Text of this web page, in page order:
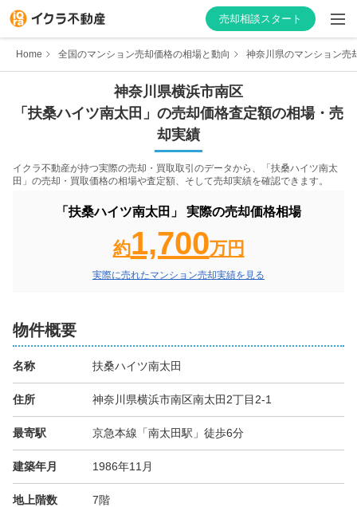
売却相談スタート
はじめての方へ
不動産会社を探す
お家の売却を学ぶ
不動産会社向け情報
Home 全国のマンション売却価格の相場と動向 神奈川県のマンション売
神奈川県横浜市南区
「 扶桑ハイツ南太田 」の売却価格査定額の相場・売
却実績
イクラ不動産が持つ実際の売却・買取取引のデータから、「 扶桑ハイツ南太
田 」の売却・買取価格の相場や査定額、そして売却実績を確認できます。
「 扶桑ハイツ南太田 」 実際の売却価格相場
約1,700万円
実際に売れたマンション売却実績を見る
物件概要
名称 扶桑ハイツ南太田
住所 神奈川県横浜市南区南太田2丁目2-1
最寄駅 京急本線「南太田駅」徒歩6分
建築年月 1986年11月
地上階数 7階